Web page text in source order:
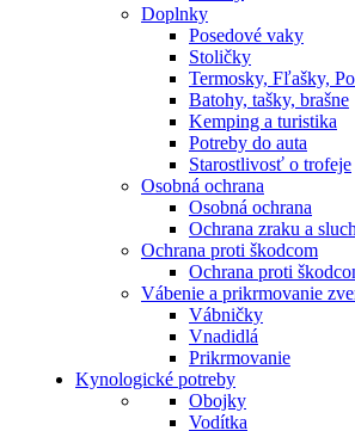
Doplnky
Posedové vaky
Stoličky
Termosky, Fľašky,
Batohy, tašky, brašne
Kemping a turistika
Potreby do auta
Starostlivosť o trofeje
Osobná ochrana
Osobná ochrana
Ochrana zraku a
Ochrana proti škodcom
Ochrana proti
Vábenie a prikrmovanie
Vábničky
Vnadidlá
Prikrmovanie
Kynologické potreby
Obojky
Vodítka